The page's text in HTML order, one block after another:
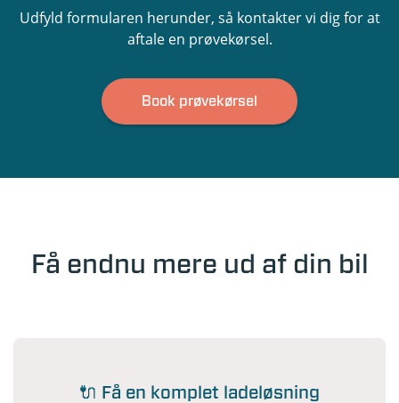
Udfyld formularen herunder, så kontakter vi dig for at
aftale en prøvekørsel.
Book prøvekørsel
Få endnu mere ud af din bil
🔌 Få en komplet ladeløsning